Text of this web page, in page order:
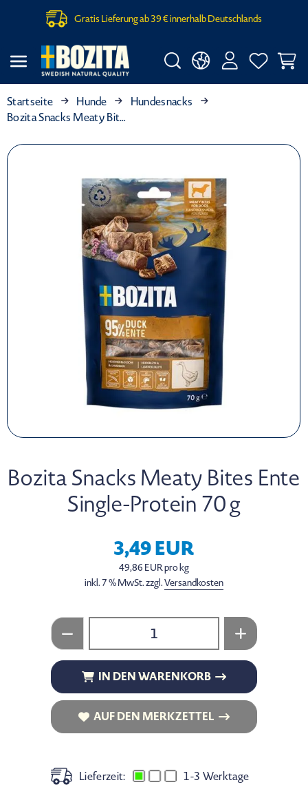
Gratis Lieferung ab 39 € innerhalb Deutschlands
Startseite Hunde
Hundesnacks
Bozita Snacks Meaty Bites Ente Single-Protein 70 g
Bozita Snacks Meaty Bites Ente
Single-Protein 70 g
3,49 EUR
49,86 EUR pro kg
inkl. 7 % MwSt. zzgl.Versandkosten
IN DEN WARENKORB
IN DEN WARENKORB
AUF DEN MERKZETTEL
AUF DEN MERKZETTEL
Lieferzeit: 1-3 Werktage